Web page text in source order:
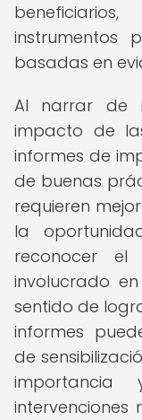
instrumentos
basadas en
Al narrar de
impacto de
informes de
de buenas
requieren
la
reconocer
involucrado
sentido de
informes
de
intervenciones